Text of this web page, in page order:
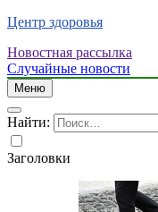
Центр здоровья
Новостная рассылка
Случайные новости
Меню
Найти:
Заголовки